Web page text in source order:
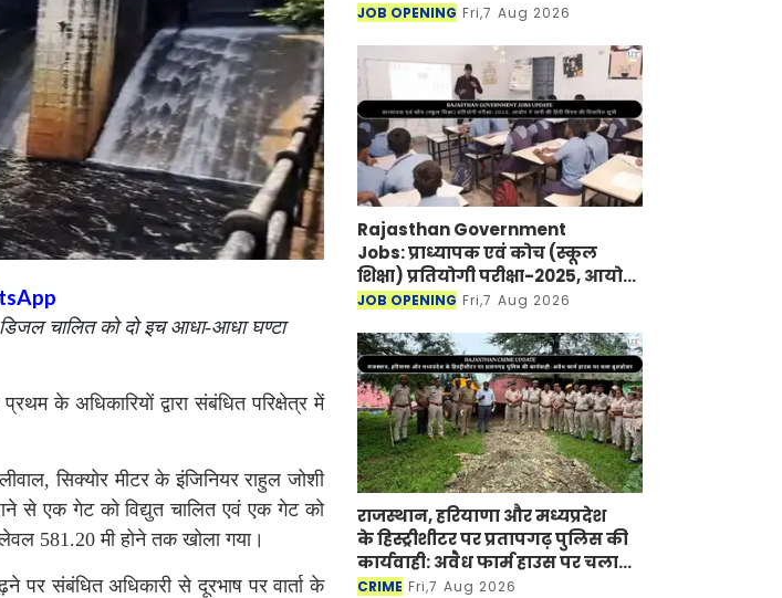
चालित को दो इच आधा-आधा घण्टा
के अधिकारियों द्वारा संबंधित परिक्षेत्र में
सिक्योर मीटर के इंजिनियर राहुल जोशी
से एक गेट को विद्युत चालित एवं एक गेट को
581.20 मी होने तक खोला गया।
संबंधित अधिकारी से दूरभाष पर वार्ता के
JOB OPENING Fri,7 Aug 2026
Rajasthan Government
Jobs: प्राध्यापक एवं कोच (स्कूल
शिक्षा) प्रतियोगी परीक्षा-2025, आयोग
ने जारी की हिंदी विषय की विचारित
JOB OPENING Fri,7 Aug 2026
राजस्थान, हरियाणा और मध्यप्रदेश
के हिस्ट्रीशीटर पर प्रतापगढ़ पुलिस की
कार्यवाही: अवैध फार्म हाउस पर चला
बुलडोजर
CRIME Fri,7 Aug 2026